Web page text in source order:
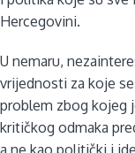
Hercegovini.
U nemaru,
vrijednosti za koje se
problem zbog kojeg
kritičkog odmaka
a ne kao politički i